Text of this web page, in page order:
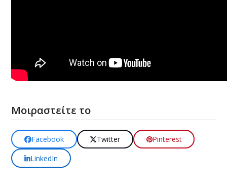
Μοιραστείτε το
Facebook Twitter
Pinterest
LinkedIn